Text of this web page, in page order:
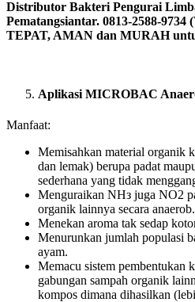
Distributor Bakteri Pengurai
Pematangsiantar. 0813-2588-9734
TEPAT, AMAN dan MURAH
Aplikasi MICROBAC
Manfaat:
Memisahkan material organik
dan lemak) berupa padat
sederhana yang tidak
Menguraikan NHз juga NO2
organik lainnya secara anaerob.
Menekan aroma tak sedap
Menurunkan jumlah populasi
ayam.
Memacu sistem pembentukan
gabungan sampah organik
kompos dimana dihasilkan